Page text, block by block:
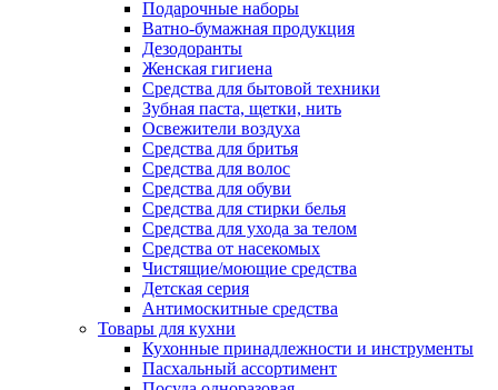
Подарочные наборы
Ватно-бумажная продукция
Дезодоранты
Женская гигиена
Средства для бытовой техники
Зубная паста, щетки, нить
Освежители воздуха
Средства для бритья
Средства для волос
Средства для обуви
Средства для стирки белья
Средства для ухода за телом
Средства от насекомых
Чистящие/моющие средства
Детская серия
Антимоскитные средства
Товары для кухни
Кухонные принадлежности и инструменты
Пасхальный ассортимент